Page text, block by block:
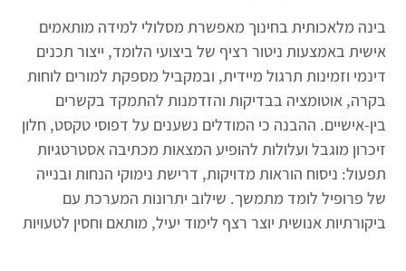
בינה מלאכותית בחינוך מאפשרת מסלולי למידה מותאמים
אישית באמצעות ניטור רציף של ביצועי הלומד, ייצור תכנים
דינמי וזמינות תרגול מיידית, ובמקביל מספקת למורים לוחות
בקרה, אוטומציה בבדיקות והזדמנות להתמקד בקשרים
בין-אישיים. ההבנה כי המודלים נשענים על דפוסי טקסט, חלון
זיכרון מוגבל ועלולות להופיע המצאות מכתיבה אסטרטגיות
תפעול: ניסוח הוראות מדויקות, דרישת נימוקי הנחות ובנייה
של פרופיל לומד מתמשך. שילוב יתרונות המערכת עם
ביקורתיות אנושית יוצר רצף לימוד יעיל, מותאם וחסין לטעויות